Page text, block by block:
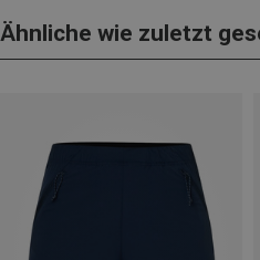
Ähnliche wie zuletzt